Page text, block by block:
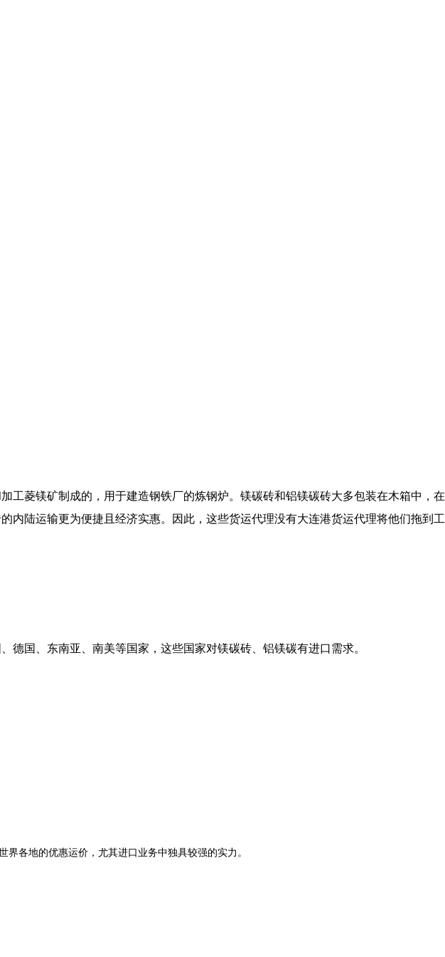
菱镁矿制成的，用于建造钢铁厂的炼钢炉。镁碳砖和铝镁碳砖大多包装在木箱中，在
内陆运输更为便捷且经济实惠。因此，这些货运代理没有大连港货运代理将他们拖到工
国、东南亚、南美等国家，这些国家对镁碳砖、铝镁碳有进口需求。
地的优惠运价，尤其进口业务中独具较强的实力。